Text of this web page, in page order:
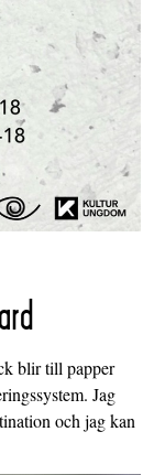
blir till papper
Jag
och jag kan